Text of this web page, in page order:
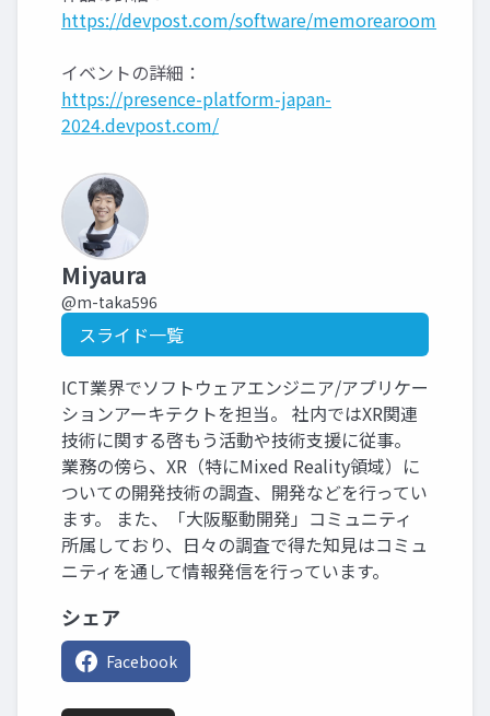
https://devpost.com/software/memorearoom
イベントの詳細：
https://presence-platform-japan-
2024.devpost.com/
Miyaura
@m-taka596
スライド一覧
ICT業界でソフトウェアエンジニア/アプリケー
ションアーキテクトを担当。 社内ではXR関連
技術に関する啓もう活動や技術支援に従事。
業務の傍ら、XR（特にMixed Reality領域）に
ついての開発技術の調査、開発などを行ってい
ます。 また、「大阪駆動開発」コミュニティ
所属しており、日々の調査で得た知見はコミュ
ニティを通して情報発信を行っています。
シェア
Facebook